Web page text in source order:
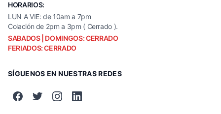
HORARIOS:
LUN A VIE: de 10am a 7pm
Colación de 2pm a 3pm ( Cerrado ).
SABADOS | DOMINGOS: CERRADO
FERIADOS: CERRADO
SÍGUENOS EN NUESTRAS REDES